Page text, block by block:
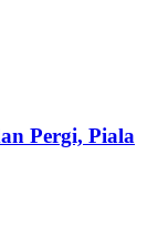
Pergi, Piala